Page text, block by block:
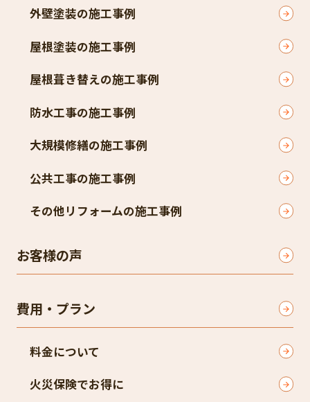
外壁塗装の施工事例
屋根塗装の施工事例
屋根葺き替えの施工事例
防水工事の施工事例
大規模修繕の施工事例
公共工事の施工事例
その他リフォームの施工事例
お客様の声
費用・プラン
料金について
火災保険でお得に